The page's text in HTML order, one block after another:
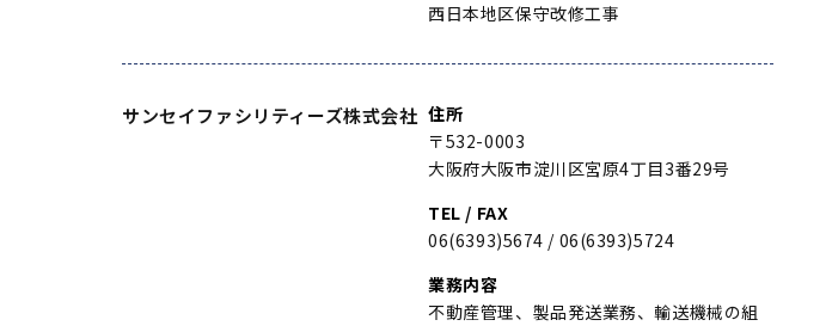
西日本地区保守改修工事
サンセイファシリティーズ株式会社 住所
〒532-0003
大阪府大阪市淀川区宮原4丁目3番29号
TEL / FAX
06(6393)5674 / 06(6393)5724
業務内容
不動産管理、製品発送業務、輸送機械の組